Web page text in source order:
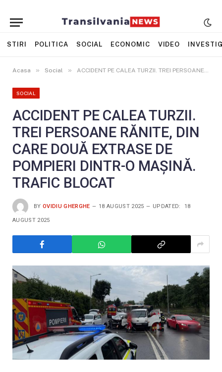
STIRI POLITICA SOCIAL ECONOMIC VIDEO
Acasa » Social » ACCIDENT PE CALEA TURZII. TREI PERSOANE RĂNITE, DIN CARE DOUĂ EXTRASE DE POMPIERI DINTR-O MAȘINĂ. TRAFIC BLOCAT
SOCIAL
ACCIDENT PE CALEA TURZII.
TREI PERSOANE RĂNITE, DIN
CARE DOUĂ EXTRASE DE
POMPIERI DINTR-O MAȘINĂ.
TRAFIC BLOCAT
BY OVIDIU GHERGHE 18 AUGUST 2025 UPDATED: 18
AUGUST 2025